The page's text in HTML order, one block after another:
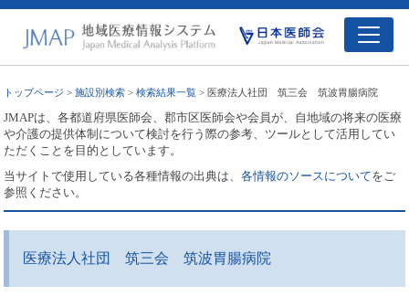
トップページ >施設別検索 >検索結果一覧 > 医療法人社団 筑三会 筑波胃腸病院
JMAPは、各都道府県医師会、郡市区医師会や会員が、自地域の将来の医療
や介護の提供体制について検討を行う際の参考、ツールとして活用してい
ただくことを目的としています。
当サイトで使用している各種情報の出典は、各情報のソースについてをご
参照ください。
医療法人社団 筑三会 筑波胃腸病院